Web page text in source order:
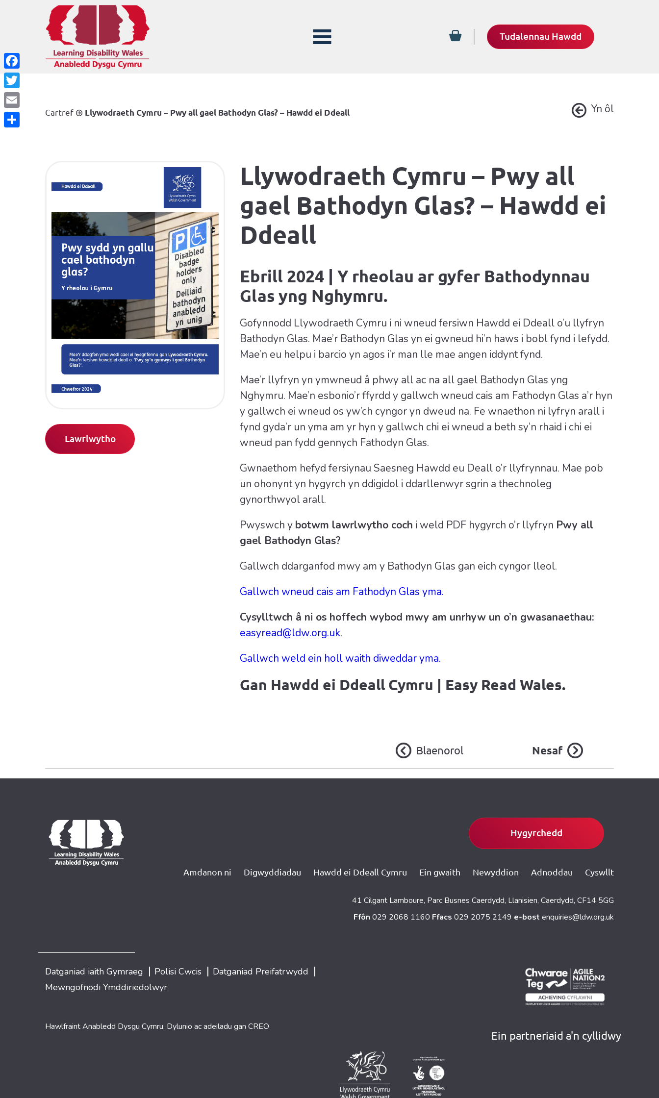
Tudalennau Hawdd
Cartref Llywodraeth Cymru – Pwy all gael Bathodyn Glas? – Hawdd ei Ddeall Yn ôl
Llywodraeth Cymru – Pwy all
gael Bathodyn Glas? – Hawdd ei
Ddeall
Ebrill 2024 | Y rheolau ar gyfer Bathodynnau
Glas yng Nghymru.
Gofynnodd Llywodraeth Cymru i ni wneud fersiwn Hawdd ei Ddeall o’u llyfryn
Bathodyn Glas. Mae’r Bathodyn Glas yn ei gwneud hi’n haws i bobl fynd i lefydd.
Mae’n eu helpu i barcio yn agos i’r man lle mae angen iddynt fynd.
Mae’r llyfryn yn ymwneud â phwy all ac na all gael Bathodyn Glas yng
Nghymru. Mae’n esbonio’r ffyrdd y gallwch wneud cais am Fathodyn Glas a’r hyn
y gallwch ei wneud os yw’ch cyngor yn dweud na. Fe wnaethon ni lyfryn arall i
fynd gyda’r un yma am yr hyn y gallwch chi ei wneud a beth sy’n rhaid i chi ei
wneud pan fydd gennych Fathodyn Glas.
Gwnaethom hefyd fersiynau Saesneg Hawdd eu Deall o’r llyfrynnau. Mae pob
un ohonynt yn hygyrch yn ddigidol i ddarllenwyr sgrin a thechnoleg
gynorthwyol arall.
Pwyswch y botwm lawrlwytho coch i weld PDF hygyrch o’r llyfryn Pwy all
gael Bathodyn Glas?
Gallwch ddarganfod mwy am y Bathodyn Glas gan eich cyngor lleol.
Gallwch wneud cais am Fathodyn Glas yma.
Cysylltwch â ni os hoffech wybod mwy am unrhyw un o’n gwasanaethau:
easyread@ldw.org.uk.
Gallwch weld ein holl waith diweddar yma.
Gan Hawdd ei Ddeall Cymru | Easy Read Wales.
Lawrlwytho
Blaenorol Nesaf
Hygyrchedd
Amdanon ni Digwyddiadau Hawdd ei Ddeall Cymru Ein gwaith Newyddion Adnoddau Cyswllt
41 Cilgant Lamboure, Parc Busnes Caerdydd, Llanisien, Caerdydd, CF14 5GG
Ffôn 029 2068 1160 Ffacs 029 2075 2149 e-bost enquiries@ldw.org.uk
Datganiad iaith Gymraeg | Polisi Cwcis | Datganiad Preifatrwydd |
Mewngofnodi Ymddiriedolwyr
Hawlfraint Anabledd Dysgu Cymru. Dylunio ac adeiladu gan CREO
Ein partneriaid a'n cyllidwy
Facebook
Twitter
Email